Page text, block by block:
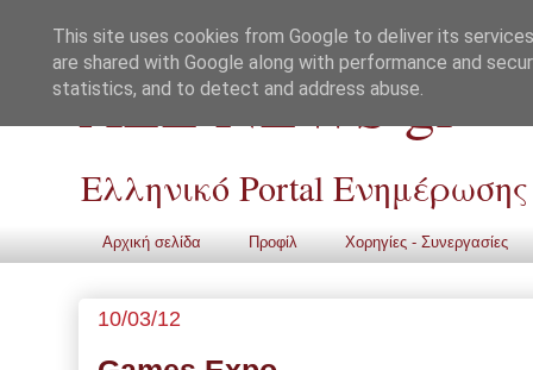
ALL NEWS gr
Ελληνικό Portal Ενημέρωσης
Αρχική σελίδα Προφίλ Χορηγίες - Συνεργασίες
10/03/12
This site uses cookies from Google to deliver its
are shared with Google along with performance and
statistics, and to detect and address abuse.